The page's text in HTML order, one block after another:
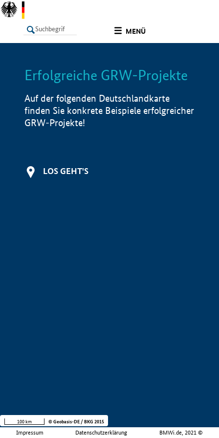
MENÜ
LISTE Info
Erfolgreiche GRW-Projekte
Auf der folgenden Deutschlandkarte
finden Sie konkrete Beispiele erfolgreicher
GRW-Projekte!
LOS GEHT'S
Impressum Datenschutzerklärung BMWi.de, 2021 ©
100 km © Geobasis-DE / BKG 2015